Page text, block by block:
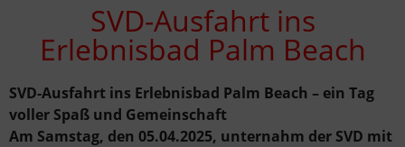
SVD-Ausfahrt ins
Erlebnisbad Palm Beach
SVD-Ausfahrt ins Erlebnisbad Palm Beach – ein Tag
voller Spaß und Gemeinschaft
Am Samstag, den 05.04.2025, unternahm der SVD mit